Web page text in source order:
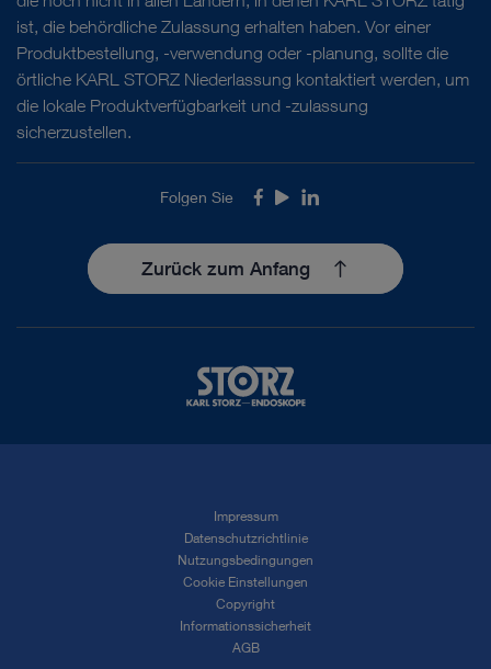
ist, die behördliche Zulassung erhalten haben. Vor einer
Produktbestellung, -verwendung oder -planung, sollte die
örtliche KARL STORZ Niederlassung kontaktiert werden, um
die lokale Produktverfügbarkeit und -zulassung
sicherzustellen.
Folgen Sie Facebook
YoutubeLinkedIn
Zurück zum Anfang
Impressum
Datenschutzrichtlinie
Nutzungsbedingungen
Cookie Einstellungen
Copyright
Informationssicherheit
AGB